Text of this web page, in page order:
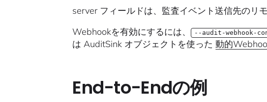
server フィールドは、監査イベント送信先のリ
Webhookを有効にするには、 --audit-webhook-
は AuditSink オブジェクトを使った動的
End-to-Endの例